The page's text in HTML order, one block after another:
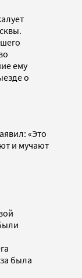
ему
о
«Это
и мучают
была